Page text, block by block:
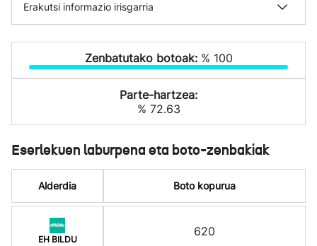
Erakutsi informazio irisgarria
Zenbatutako botoak: % 100
Parte-hartzea:
% 72.63
Eserlekuen laburpena eta boto-zenbakiak
Alderdia
EH BILDU
Boto kopurua
620